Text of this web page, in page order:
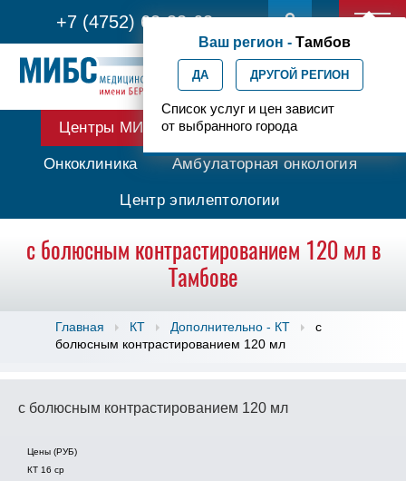
+7 (4752) 63-33-63
Ваш регион - Тамбов
ДА ДРУГОЙ РЕГИОН
Список услуг и цен зависит
от выбранного города
Центры МИБС Протонная терапия
Онкоклиника Амбулаторная онкология
Центр эпилептологии
с болюсным контрастированием 120 мл в
Тамбове
Главная КТ Дополнительно - КТ
с
болюсным контрастированием 120 мл
с болюсным контрастированием 120 мл
Цены (РУБ)
КТ 16 ср